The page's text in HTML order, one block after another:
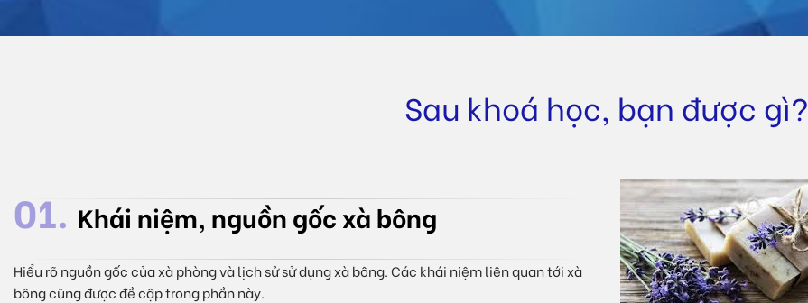
Sau khoá học, bạn được gì?
01. Khái niệm, nguồn gốc xà bông
Hiểu rõ nguồn gốc của xà phòng và lịch sử sử dụng xà bông. Các khái niệm liên quan tới xà
bông cũng được đề cập trong phần này.